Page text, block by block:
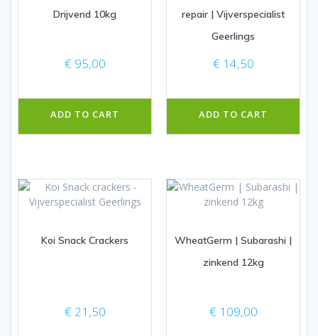
Drijvend 10kg
€ 95,00
ADD TO CART
repair | Vijverspecialist
Geerlings
€ 14,50
ADD TO CART
Koi Snack Crackers
€ 21,50
WheatGerm | Subarashi |
zinkend 12kg
€ 109,00